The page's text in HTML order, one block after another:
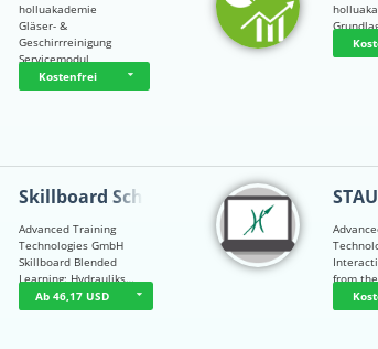
holluakademie
Gläser- &
Geschirrreinigung
Servicemodul
Kostenfrei
Skillboard Schl…
Advanced Training
Technologies GmbH
Skillboard Blended
Learning: Hydrauliks…
Ab 46,17 USD
from